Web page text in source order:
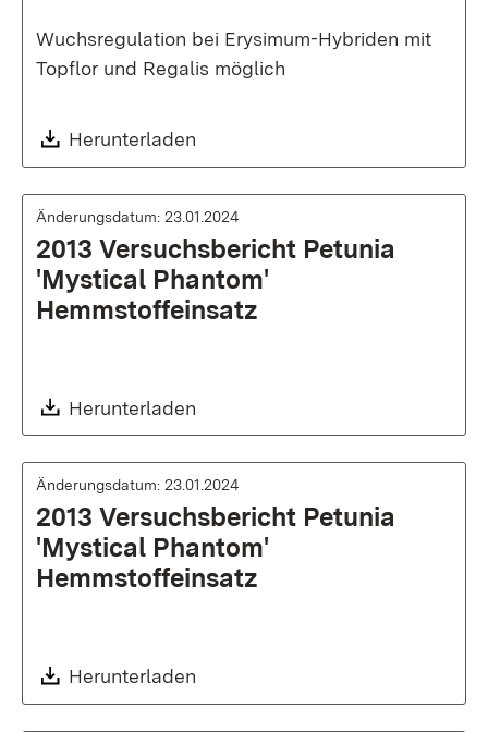
Wuchsregulation bei Erysimum-Hybriden mit
Topflor und Regalis möglich
Download:
Herunterladen
Änderungsdatum: 23.01.2024
2013 Versuchsbericht Petunia
'Mystical Phantom'
Hemmstoffeinsatz
Download:
Herunterladen
Änderungsdatum: 23.01.2024
2013 Versuchsbericht Petunia
'Mystical Phantom'
Hemmstoffeinsatz
Download:
Herunterladen